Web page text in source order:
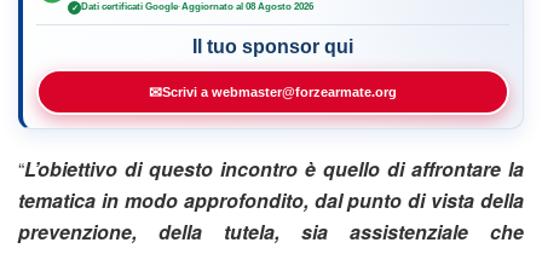
✓ Dati certificati Google·Aggiornato al 08 Agosto 2026
Il tuo sponsor qui
✉Scrivi a webmaster@forzearmate.org
“L’obiettivo di questo incontro è quello di affrontare la
tematica in modo approfondito, dal punto di vista della
prevenzione, della tutela, sia assistenziale che